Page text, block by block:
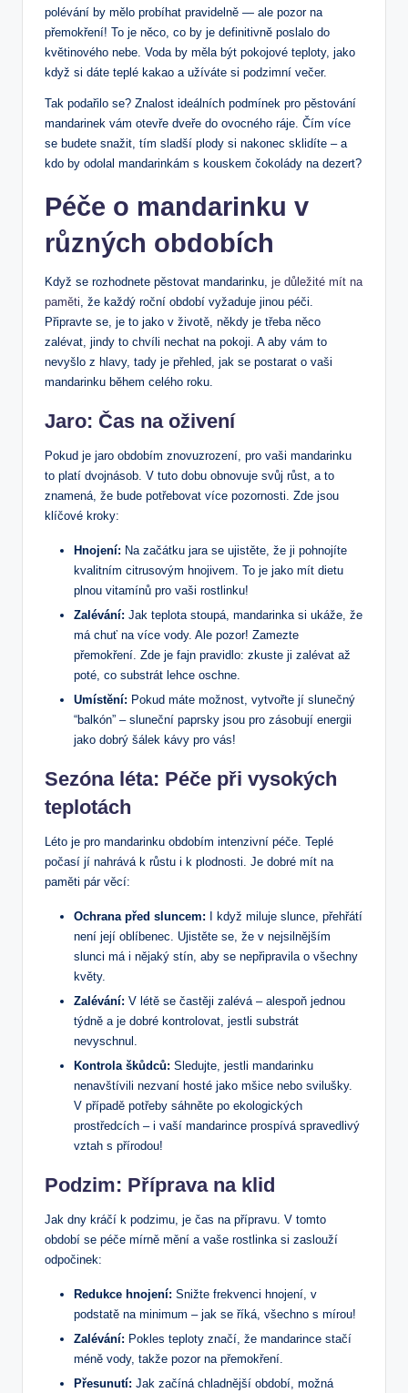
polévání by mělo probíhat pravidelně — ale pozor na
přemokření! To je něco, co by je definitivně poslalo do
květinového nebe. Voda by měla být pokojové teploty, jako
když si dáte teplé kakao a užíváte si podzimní večer.
Tak podařilo se? Znalost ideálních podmínek pro pěstování
mandarinek vám otevře dveře do ovocného ráje. Čím více
se budete snažit, tím sladší plody si nakonec sklidíte – a
kdo by odolal mandarinkám s kouskem čokolády na dezert?
Péče o mandarinku v
různých obdobích
Když se rozhodnete pěstovat mandarinku, je důležité mít na
paměti , že každý roční období vyžaduje jinou péči.
Připravte se, je to jako v životě, někdy je třeba něco
zalévat, jindy to chvíli nechat na pokoji. A aby vám to
nevyšlo z hlavy, tady je přehled, jak se postarat o vaši
mandarinku během celého roku.
Jaro: Čas na oživení
Pokud je jaro obdobím znovuzrození, pro vaši mandarinku
to platí dvojnásob. V tuto dobu obnovuje svůj růst, a to
znamená, že bude potřebovat více pozornosti. Zde jsou
klíčové kroky:
Hnojení: Na začátku jara se ujistěte, že ji pohnojíte
kvalitním citrusovým hnojivem. To je jako mít dietu
plnou vitamínů pro vaši rostlinku!
Zalévání: Jak teplota stoupá, mandarinka si ukáže, že
má chuť na více vody. Ale pozor! Zamezte
přemokření. Zde je fajn pravidlo: zkuste ji zalévat až
poté, co substrát lehce oschne.
Umístění: Pokud máte možnost, vytvořte jí slunečný
“balkón” – sluneční paprsky jsou pro zásobují energii
jako dobrý šálek kávy pro vás!
Sezóna léta: Péče při vysokých
teplotách
Léto je pro mandarinku obdobím intenzivní péče. Teplé
počasí jí nahrává k růstu i k plodnosti. Je dobré mít na
paměti pár věcí:
Ochrana před sluncem: I když miluje slunce, přehřátí
není její oblíbenec. Ujistěte se, že v nejsilnějším
slunci má i nějaký stín, aby se nepřipravila o všechny
květy.
Zalévání: V létě se častěji zalévá – alespoň jednou
týdně a je dobré kontrolovat, jestli substrát
nevyschnul.
Kontrola škůdců: Sledujte, jestli mandarinku
nenavštívili nezvaní hosté jako mšice nebo svilušky.
V případě potřeby sáhněte po ekologických
prostředcích – i vaší mandarince prospívá spravedlivý
vztah s přírodou!
Podzim: Příprava na klid
Jak dny kráčí k podzimu, je čas na přípravu. V tomto
období se péče mírně mění a vaše rostlinka si zaslouží
odpočinek:
Redukce hnojení: Snižte frekvenci hnojení, v
podstatě na minimum – jak se říká, všechno s mírou!
Zalévání: Pokles teploty značí, že mandarince stačí
méně vody, takže pozor na přemokření.
Přesunutí: Jak začíná chladnější období, možná